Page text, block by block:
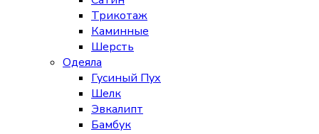
Трикотаж
Каминные
Шерсть
Одеяла
Гусиный Пух
Шелк
Эвкалипт
Бамбук